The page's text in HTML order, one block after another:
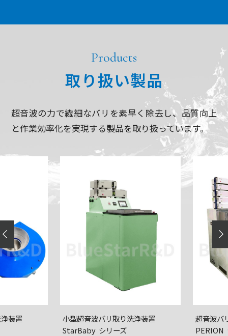
Products
取り扱い製品
超音波の力で繊細なバリを素早く除去し、品質向上
と作業効率化を実現する製品を取り扱っています。
小型超音波バリ取り洗浄装置
StarBaby シリーズ
超音波バリ取り洗浄装置
PERION シリーズ